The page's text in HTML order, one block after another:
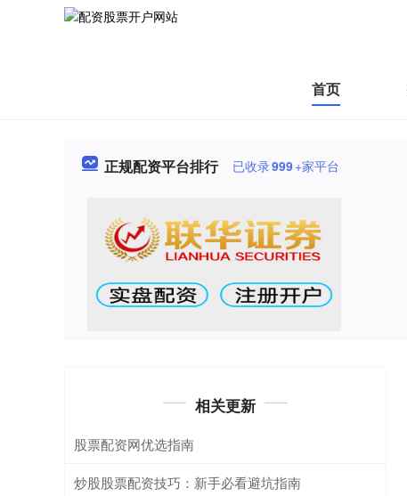
首页
正规配资平台排行 已收录999+家平台
相关更新
股票配资网优选指南
炒股股票配资技巧：新手必看避坑指南